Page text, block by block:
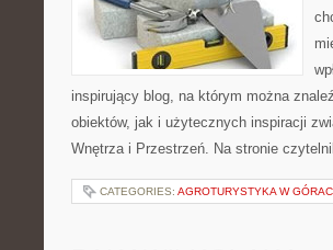
inspirujący blog, na którym można
obiektów, jak i użytecznych inspiracji
Wnętrza i Przestrzeń. Na stronie
CATEGORIES: AGROTURYSTYKA W